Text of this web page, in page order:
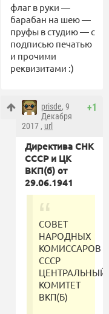
флаг в руки —
барабан на шею —
пруфы в студию — с
подписью печатью
и прочими
реквизитами :)
+1
prisde, 9
Декабря
2017 , url
Директива СНК
СССР и ЦК
ВКП(б) от
29.06.1941
СОВЕТ
НАРОДНЫХ
КОМИССАРОВ
СССР
ЦЕНТРАЛЬНЫЙ
КОМИТЕТ
ВКП(Б)